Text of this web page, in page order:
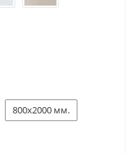
800x2000 мм.